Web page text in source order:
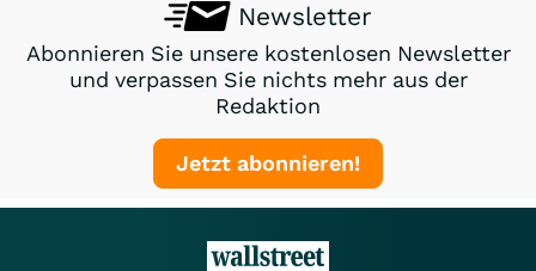
Newsletter
Abonnieren Sie unsere kostenlosen Newsletter
und verpassen Sie nichts mehr aus der
Redaktion
Jetzt abonnieren!